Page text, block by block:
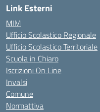
Link Esterni
MIM
Ufficio Scolastico Regionale
Ufficio Scolastico Territoriale
Scuola in Chiaro
Iscrizioni On Line
Invalsi
Comune
Normattiva